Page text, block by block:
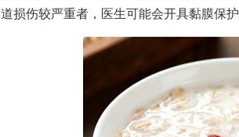
道损伤较严重者，医生可能会开具黏膜保